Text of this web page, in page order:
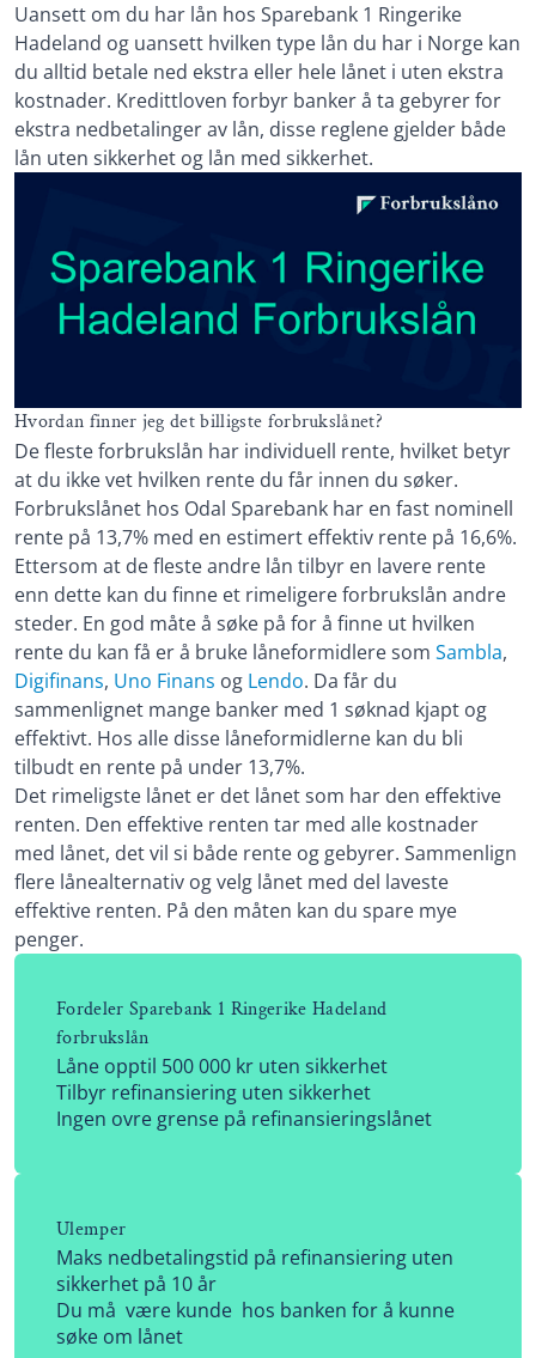
Uansett om du har lån hos Sparebank 1 Ringerike
Hadeland og uansett hvilken type lån du har i Norge kan
du alltid betale ned ekstra eller hele lånet i uten ekstra
kostnader. Kredittloven forbyr banker å ta gebyrer for
ekstra nedbetalinger av lån, disse reglene gjelder både
lån uten sikkerhet og lån med sikkerhet.
Hvordan finner jeg det billigste forbrukslånet?
De fleste forbrukslån har individuell rente, hvilket betyr
at du ikke vet hvilken rente du får innen du søker.
Forbrukslånet hos Odal Sparebank har en fast nominell
rente på 13,7% med en estimert effektiv rente på 16,6%.
Ettersom at de fleste andre lån tilbyr en lavere rente
enn dette kan du finne et rimeligere forbrukslån andre
steder. En god måte å søke på for å finne ut hvilken
rente du kan få er å bruke låneformidlere som Sambla,
Digifinans, Uno Finans og Lendo. Da får du
sammenlignet mange banker med 1 søknad kjapt og
effektivt. Hos alle disse låneformidlerne kan du bli
tilbudt en rente på under 13,7%.
Det rimeligste lånet er det lånet som har den effektive
renten. Den effektive renten tar med alle kostnader
med lånet, det vil si både rente og gebyrer. Sammenlign
flere lånealternativ og velg lånet med del laveste
effektive renten. På den måten kan du spare mye
penger.
Fordeler Sparebank 1 Ringerike Hadeland
forbrukslån
Låne opptil 500 000 kr uten sikkerhet
Tilbyr refinansiering uten sikkerhet
Ingen ovre grense på refinansieringslånet
Ulemper
Maks nedbetalingstid på refinansiering uten
sikkerhet på 10 år
Du må være kunde hos banken for å kunne
søke om lånet